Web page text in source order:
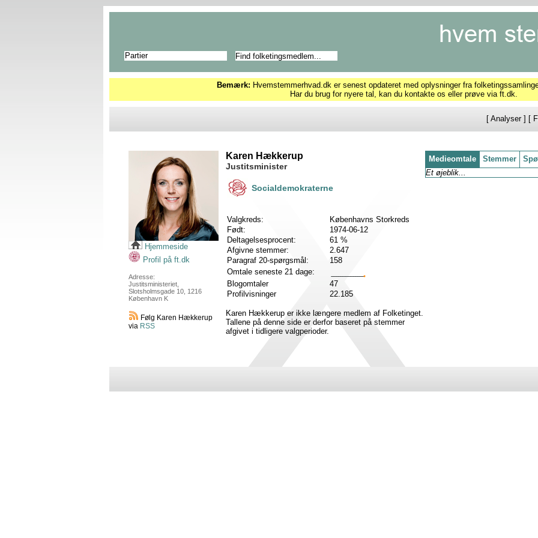
Partier
Bemærk: Hvemstemmerhvad.dk er senest opdateret med oplysninger fra
Har du brug for nyere tal, kan du kontakte os eller prøve via ft.dk.
[ Analyser] [
Hjemmeside
Profil på ft.dk
Adresse:
Justitsministeriet,
Slotsholmsgade 10, 1216
København K
Følg Karen Hækkerup
via RSS
Karen Hækkerup
Justitsminister
Socialdemokraterne
Valgkreds:
Københavns Storkreds
Født:
1974-06-12
Deltagelsesprocent:
61 %
Afgivne stemmer:
2.647
Paragraf 20-spørgsmål:
158
Omtale seneste 21 dage:
Blogomtaler
47
Profilvisninger
22.185
Karen Hækkerup er ikke længere medlem af Folketinget.
Tallene på denne side er derfor baseret på stemmer
afgivet i tidligere valgperioder.
Medieomtale Stemmer
Et øjeblik...